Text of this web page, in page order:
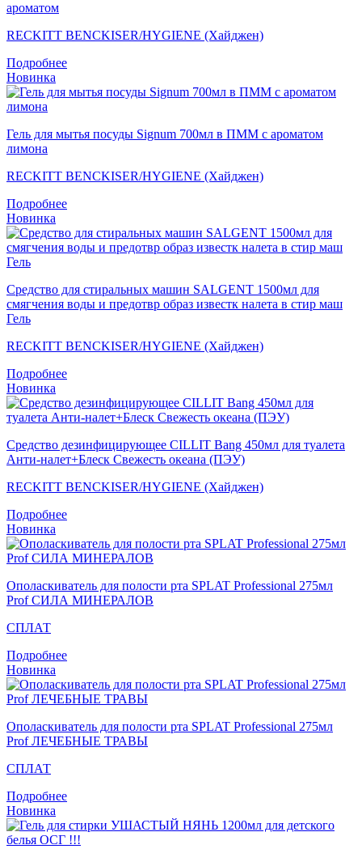
ароматом
RECKITT BENCKISER/HYGIENE (Хайджен)
Подробнее
Новинка
Гель для мытья посуды Signum 700мл в ПММ с ароматом
лимона
RECKITT BENCKISER/HYGIENE (Хайджен)
Подробнее
Новинка
Средство для стиральных машин SALGENT 1500мл для
смягчения воды и предотвр образ известк налета в стир маш
Гель
RECKITT BENCKISER/HYGIENE (Хайджен)
Подробнее
Новинка
Средство дезинфицирующее CILLIT Bang 450мл для туалета
Анти-налет+Блеск Свежесть океана (ПЭУ)
RECKITT BENCKISER/HYGIENE (Хайджен)
Подробнее
Новинка
Ополаскиватель для полости рта SPLAT Professional 275мл
Prof СИЛА МИНЕРАЛОВ
СПЛАТ
Подробнее
Новинка
Ополаскиватель для полости рта SPLAT Professional 275мл
Prof ЛЕЧЕБНЫЕ ТРАВЫ
СПЛАТ
Подробнее
Новинка